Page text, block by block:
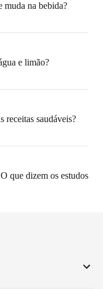
muda na bebida?
e limão?
receitas saudáveis?
que dizem os estudos